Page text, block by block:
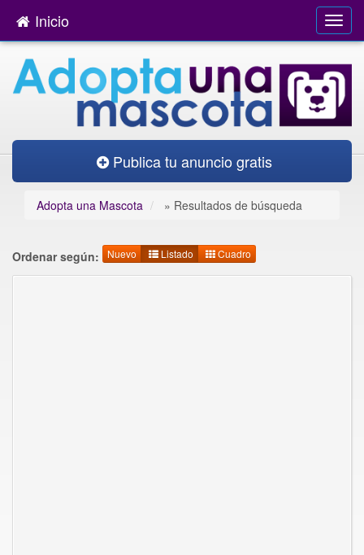
Inicio
Publica tu anuncio gratis
Adopta una Mascota » Resultados de búsqueda
Ordenar según: Nuevo Listado Cuadro